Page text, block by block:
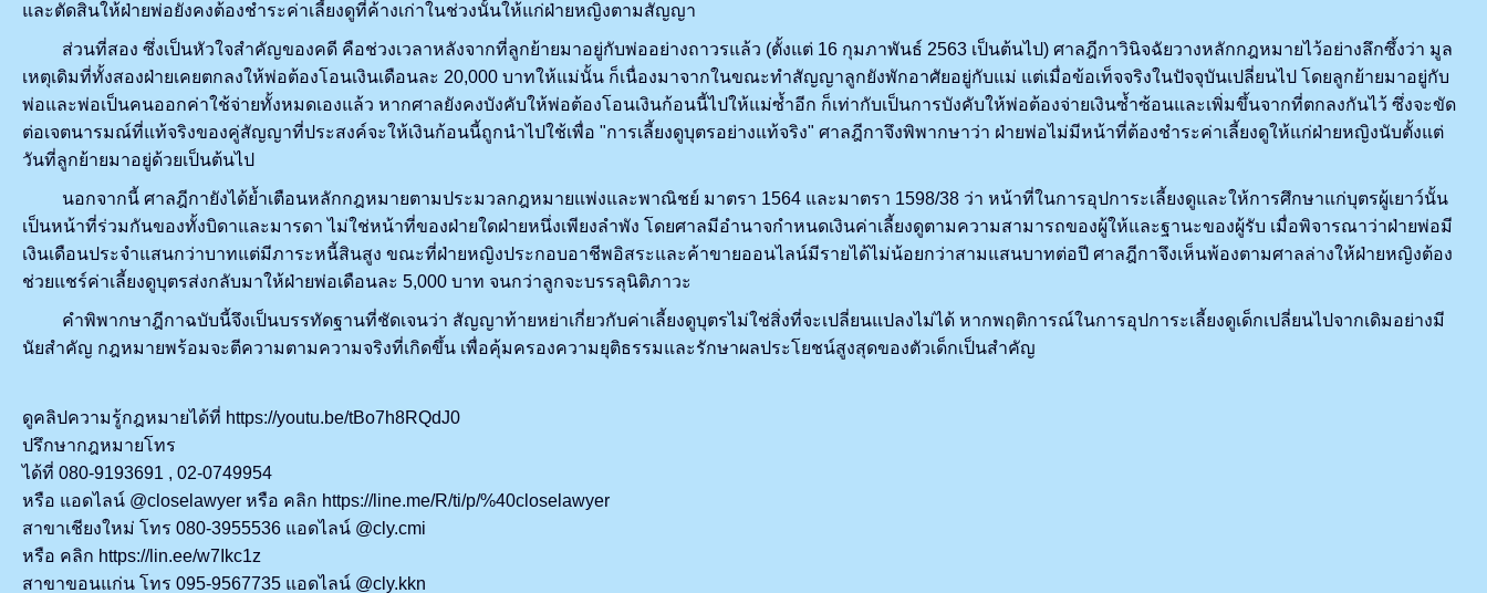
และตัดสินให้ฝ่ายพ่อยังคงต้องชำระค่าเลี้ยงดูที่ค้างเก่าในช่วงนั้นให้แก่ฝ่ายหญิงตามสัญญา
ส่วนที่สอง ซึ่งเป็นหัวใจสำคัญของคดี คือช่วงเวลาหลังจากที่ลูกย้ายมาอยู่กับพ่ออย่างถาวรแล้ว (ตั้งแต่ 16 กุมภาพันธ์ 2563 เป็นต้นไป) ศาลฎีกาวินิจฉัยวางหลักกฎหมายไว้อย่างลึกซึ้งว่า มูล
เหตุเดิมที่ทั้งสองฝ่ายเคยตกลงให้พ่อต้องโอนเงินเดือนละ 20,000 บาทให้แม่นั้น ก็เนื่องมาจากในขณะทำสัญญาลูกยังพักอาศัยอยู่กับแม่ แต่เมื่อข้อเท็จจริงในปัจจุบันเปลี่ยนไป โดยลูกย้ายมาอยู่กับ
พ่อและพ่อเป็นคนออกค่าใช้จ่ายทั้งหมดเองแล้ว หากศาลยังคงบังคับให้พ่อต้องโอนเงินก้อนนี้ไปให้แม่ซ้ำอีก ก็เท่ากับเป็นการบังคับให้พ่อต้องจ่ายเงินซ้ำซ้อนและเพิ่มขึ้นจากที่ตกลงกันไว้ ซึ่งจะขัด
ต่อเจตนารมณ์ที่แท้จริงของคู่สัญญาที่ประสงค์จะให้เงินก้อนนี้ถูกนำไปใช้เพื่อ "การเลี้ยงดูบุตรอย่างแท้จริง" ศาลฎีกาจึงพิพากษาว่า ฝ่ายพ่อไม่มีหน้าที่ต้องชำระค่าเลี้ยงดูให้แก่ฝ่ายหญิงนับตั้งแต่
วันที่ลูกย้ายมาอยู่ด้วยเป็นต้นไป
นอกจากนี้ ศาลฎีกายังได้ย้ำเตือนหลักกฎหมายตามประมวลกฎหมายแพ่งและพาณิชย์ มาตรา 1564 และมาตรา 1598/38 ว่า หน้าที่ในการอุปการะเลี้ยงดูและให้การศึกษาแก่บุตรผู้เยาว์นั้น
เป็นหน้าที่ร่วมกันของทั้งบิดาและมารดา ไม่ใช่หน้าที่ของฝ่ายใดฝ่ายหนึ่งเพียงลำพัง โดยศาลมีอำนาจกำหนดเงินค่าเลี้ยงดูตามความสามารถของผู้ให้และฐานะของผู้รับ เมื่อพิจารณาว่าฝ่ายพ่อมี
เงินเดือนประจำแสนกว่าบาทแต่มีภาระหนี้สินสูง ขณะที่ฝ่ายหญิงประกอบอาชีพอิสระและค้าขายออนไลน์มีรายได้ไม่น้อยกว่าสามแสนบาทต่อปี ศาลฎีกาจึงเห็นพ้องตามศาลล่างให้ฝ่ายหญิงต้อง
ช่วยแชร์ค่าเลี้ยงดูบุตรส่งกลับมาให้ฝ่ายพ่อเดือนละ 5,000 บาท จนกว่าลูกจะบรรลุนิติภาวะ
คำพิพากษาฎีกาฉบับนี้จึงเป็นบรรทัดฐานที่ชัดเจนว่า สัญญาท้ายหย่าเกี่ยวกับค่าเลี้ยงดูบุตรไม่ใช่สิ่งที่จะเปลี่ยนแปลงไม่ได้ หากพฤติการณ์ในการอุปการะเลี้ยงดูเด็กเปลี่ยนไปจากเดิมอย่างมี
นัยสำคัญ กฎหมายพร้อมจะตีความตามความจริงที่เกิดขึ้น เพื่อคุ้มครองความยุติธรรมและรักษาผลประโยชน์สูงสุดของตัวเด็กเป็นสำคัญ
ดูคลิปความรู้กฎหมายได้ที่ https://youtu.be/tBo7h8RQdJ0
ปรึกษากฎหมายโทร
ได้ที่ 080-9193691 , 02-0749954
หรือ แอดไลน์ @closelawyer หรือ คลิก https://line.me/R/ti/p/%40closelawyer
สาขาเชียงใหม่ โทร 080-3955536 แอดไลน์ @cly.cmi
หรือ คลิก https://lin.ee/w7Ikc1z
สาขาขอนแก่น โทร 095-9567735 แอดไลน์ @cly.kkn